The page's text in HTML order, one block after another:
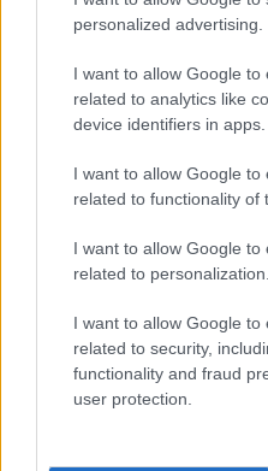
personalized advertising.
I want to allow Google to
related to analytics like
device identifiers in apps.
I want to allow Google to
related to functionality of
I want to allow Google to
related to personalization.
I want to allow Google to
related to security,
functionality and fraud
user protection.
Μπέιλ, Μάργκο
Γουάσινγκτον,
Ράιζμπορο, Ανια
Ματίας Σχούναρτς,
Μάγιερς, Τέιλορ
Μάλεκ και Ρόμπερτ
Η ταινία